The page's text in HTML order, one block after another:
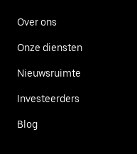
Over ons
Onze diensten
Nieuwsruimte
Investeerders
Blog